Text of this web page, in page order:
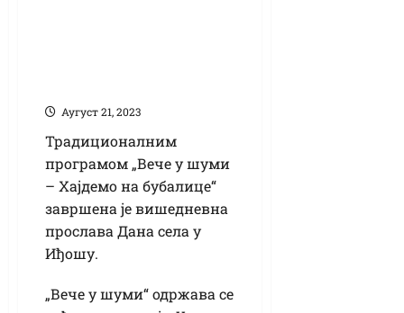
Аугуст 21, 2023
Традиционалним
програмом „Вече у шуми
– Хајдемо на бубалице“
завршена је вишедневна
прослава Дана села у
Иђошу.
„Вече у шуми“ одржава се